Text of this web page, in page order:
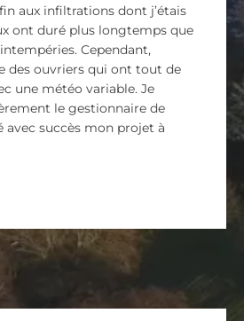
aux infiltrations dont j’étais
ont duré plus longtemps que
Cependant,
des ouvriers qui ont tout de
une météo variable. Je
le gestionnaire de
avec succès mon projet à